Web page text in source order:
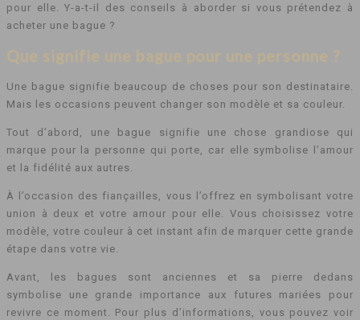
pour elle. Y-a-t-il des conseils à aborder si vous prétendez à
acheter une bague ?
Que signifie une bague pour une personne ?
Une bague signifie beaucoup de choses pour son destinataire.
Mais les occasions peuvent changer son modèle et sa couleur.
Tout d’abord, une bague signifie une chose grandiose qui
marque pour la personne qui porte, car elle symbolise l’amour
et la fidélité aux autres.
À l’occasion des fiançailles, vous l’offrez en symbolisant votre
union à deux et votre amour pour elle. Vous choisissez votre
modèle, votre couleur à cet instant afin de marquer cette grande
étape dans votre vie.
Avant, les bagues sont anciennes et sa pierre dedans
symbolise une grande importance aux futures mariées pour
revivre ce moment. Pour plus d’informations, vous pouvez voir